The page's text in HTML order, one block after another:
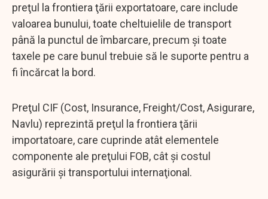
preţul la frontiera ţării exportatoare, care include
valoarea bunului, toate cheltuielile de transport
până la punctul de îmbarcare, precum şi toate
taxele pe care bunul trebuie să le suporte pentru a
fi încărcat la bord.
Preţul CIF (Cost, Insurance, Freight/Cost, Asigurare,
Navlu) reprezintă preţul la frontiera ţării
importatoare, care cuprinde atât elementele
componente ale preţului FOB, cât şi costul
asigurării şi transportului internaţional.